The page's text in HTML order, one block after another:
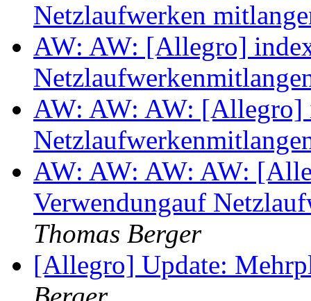
Netzlaufwerken
AW: AW: [Allegro]
AW: AW: AW: [Allegro]
AW: AW: AW: AW:
Verwendungauf
Thomas Berger
[Allegro] Update: